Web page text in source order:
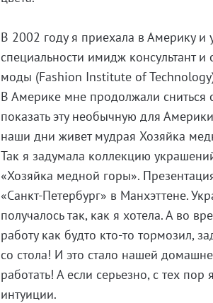
В 2002 году я приехала в Америку
специальности имидж консультант и
моды (Fashion Institute of
В Америке мне продолжали
показать эту необычную для
наши дни живет мудрая Хозяйка
Так я задумала коллекцию
«Хозяйка медной горы».
«Санкт-Петербург» в Манхэттене.
получалось так, как я хотела. А во
работу как будто кто-то тормозил,
со стола! И это стало нашей
работать! А если серьезно, с тех
интуиции.